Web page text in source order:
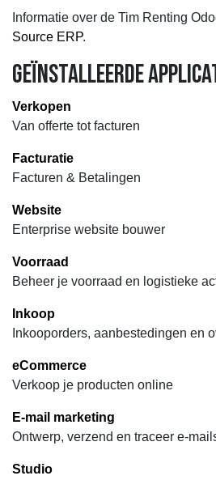
Informatie over de Tim Renting
Source ERP.
Geïnstalleerde
Verkopen
Van offerte tot facturen
Facturatie
Facturen & Betalingen
Website
Enterprise website bouwer
Voorraad
Beheer je voorraad en logistieke
Inkoop
Inkooporders, aanbestedingen en
eCommerce
Verkoop je producten online
E-mail marketing
Ontwerp, verzend en traceer e-
Studio